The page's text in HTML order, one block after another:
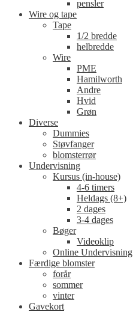
pensler
Wire og tape
Tape
1/2 bredde
helbredde
Wire
PME
Hamilworth
Andre
Hvid
Grøn
Diverse
Dummies
Støvfanger
blomsterrør
Undervisning
Kursus (in-house)
4-6 timers
Heldags (8+)
2 dages
3-4 dages
Bøger
Videoklip
Online Undervisning
Færdige blomster
forår
sommer
vinter
Gavekort